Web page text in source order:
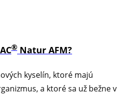
® Natur AFM?
kyselín, ktoré majú
a ktoré sa už bežne v